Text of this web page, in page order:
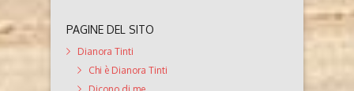
PAGINE DEL SITO
Dianora Tinti
Chi è Dianora Tinti